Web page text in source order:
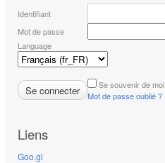
Identifiant
Mot de passe
Language
Se souvenir de moi
Mot de passe oublié ?
Liens
Goo.gl